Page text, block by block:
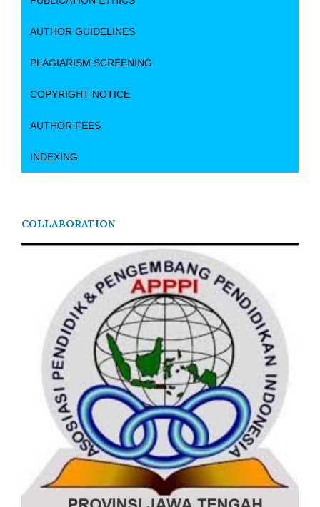
AUTHOR GUIDELINES
PLAGIARISM SCREENING
COPYRIGHT NOTICE
AUTHOR FEES
INDEXING
COLLABORATION